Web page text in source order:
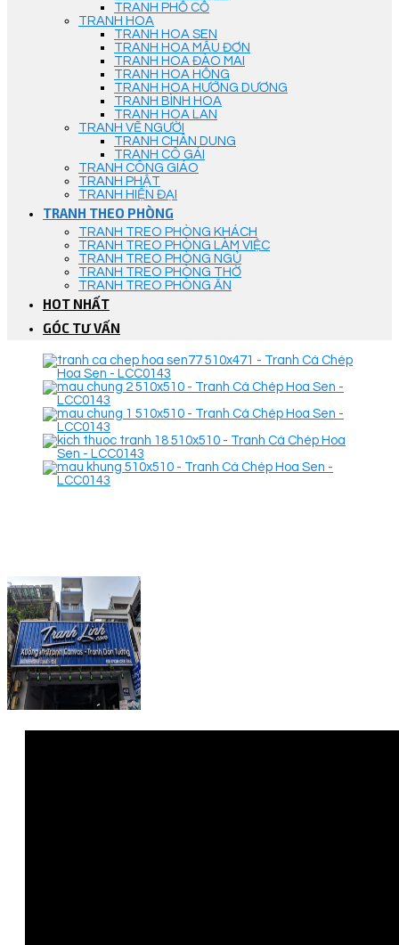
TRANH PHỐ CỔ
TRANH HOA
TRANH HOA SEN
TRANH HOA MẪU ĐƠN
TRANH HOA ĐÀO MAI
TRANH HOA HỒNG
TRANH HOA HƯỚNG DƯƠNG
TRANH BÌNH HOA
TRANH HOA LAN
TRANH VẼ NGƯỜI
TRANH CHÂN DUNG
TRANH CÔ GÁI
TRANH CÔNG GIÁO
TRANH PHẬT
TRANH HIỆN ĐẠI
TRANH THEO PHÒNG
TRANH TREO PHÒNG KHÁCH
TRANH TREO PHÒNG LÀM VIỆC
TRANH TREO PHÒNG NGỦ
TRANH TREO PHÒNG THỜ
TRANH TREO PHÒNG ĂN
HOT NHẤT
GÓC TƯ VẤN